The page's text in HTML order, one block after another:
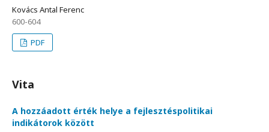
Kovács Antal Ferenc
600-604
PDF
Vita
A hozzáadott érték helye a fejlesztéspolitikai
indikátorok között